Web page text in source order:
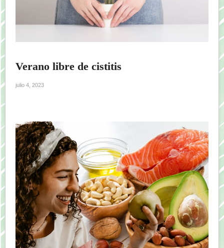
Verano libre de cistitis
julio 4, 2023